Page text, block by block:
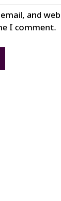
and
I comment.